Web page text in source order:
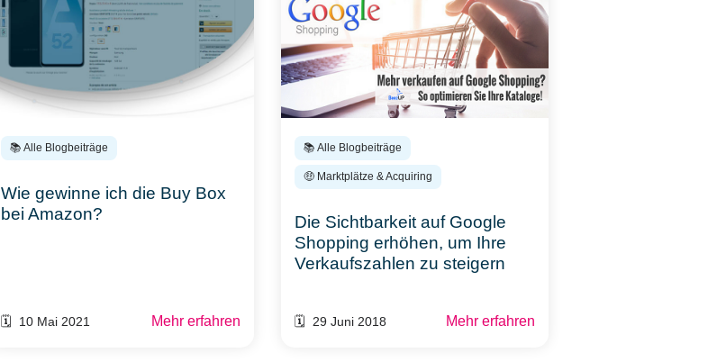
📚 Alle Blogbeiträge
Wie gewinne ich die Buy Box
bei Amazon?
🗓️ 10 Mai 2021 Mehr erfahren
📚 Alle Blogbeiträge
🤑 Marktplätze & Acquiring
Die Sichtbarkeit auf Google
Shopping erhöhen, um Ihre
Verkaufszahlen zu steigern
🗓️ 29 Juni 2018 Mehr erfahren